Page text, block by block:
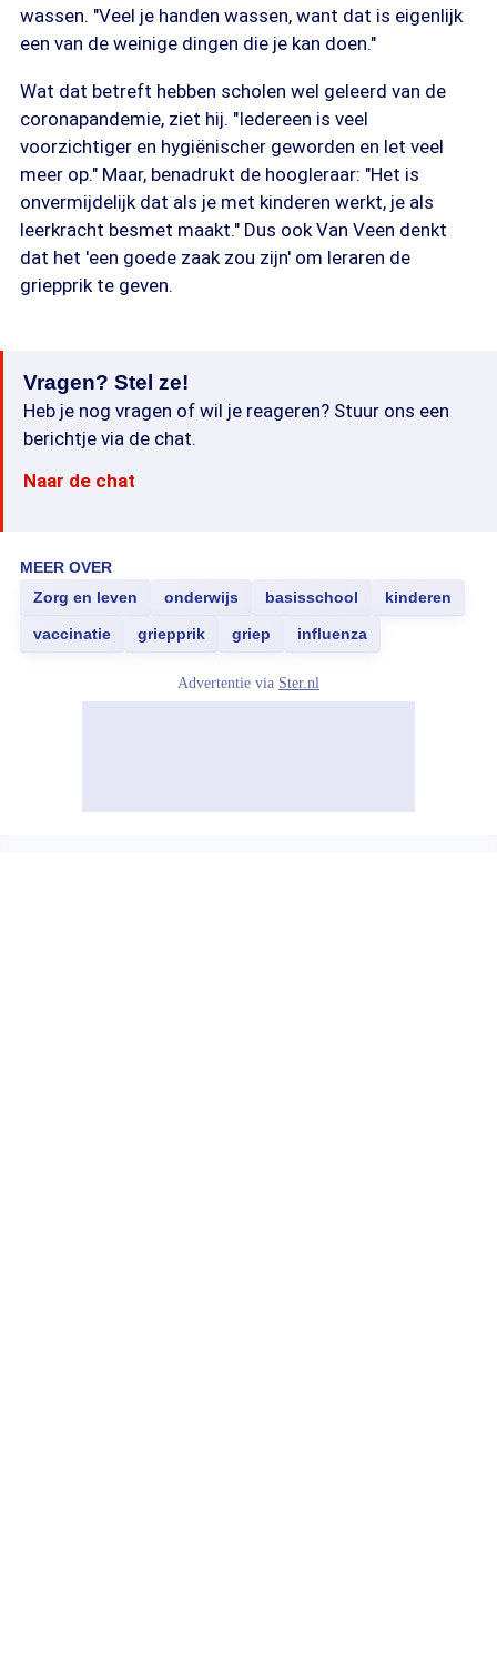
wassen. "Veel je handen wassen, want dat is eigenlijk
een van de weinige dingen die je kan doen."
Wat dat betreft hebben scholen wel geleerd van de
coronapandemie, ziet hij. "Iedereen is veel
voorzichtiger en hygiënischer geworden en let veel
meer op." Maar, benadrukt de hoogleraar: "Het is
onvermijdelijk dat als je met kinderen werkt, je als
leerkracht besmet maakt." Dus ook Van Veen denkt
dat het 'een goede zaak zou zijn' om leraren de
griepprik te geven.
Vragen? Stel ze!
Heb je nog vragen of wil je reageren? Stuur ons een
berichtje via de chat.
Naar de chat
MEER OVER
Zorg en leven
onderwijs basisschool kinderen
vaccinatie griepprik griep influenza
Advertentie via Ster.nl